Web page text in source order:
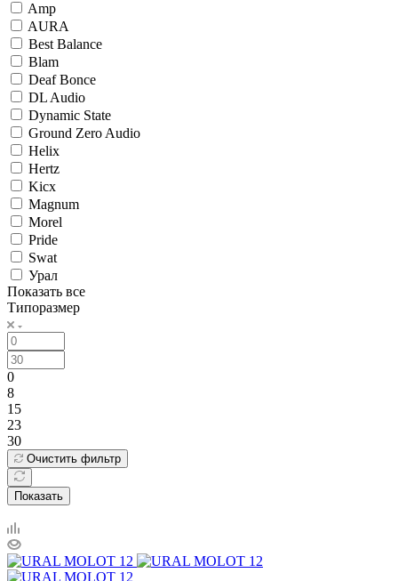
Amp
AURA
Best Balance
Blam
Deaf Bonce
DL Audio
Dynamic State
Ground Zero Audio
Helix
Hertz
Kicx
Magnum
Morel
Pride
Swat
Урал
Показать все
Типоразмер
0
8
15
23
30
Очистить фильтр
Показать